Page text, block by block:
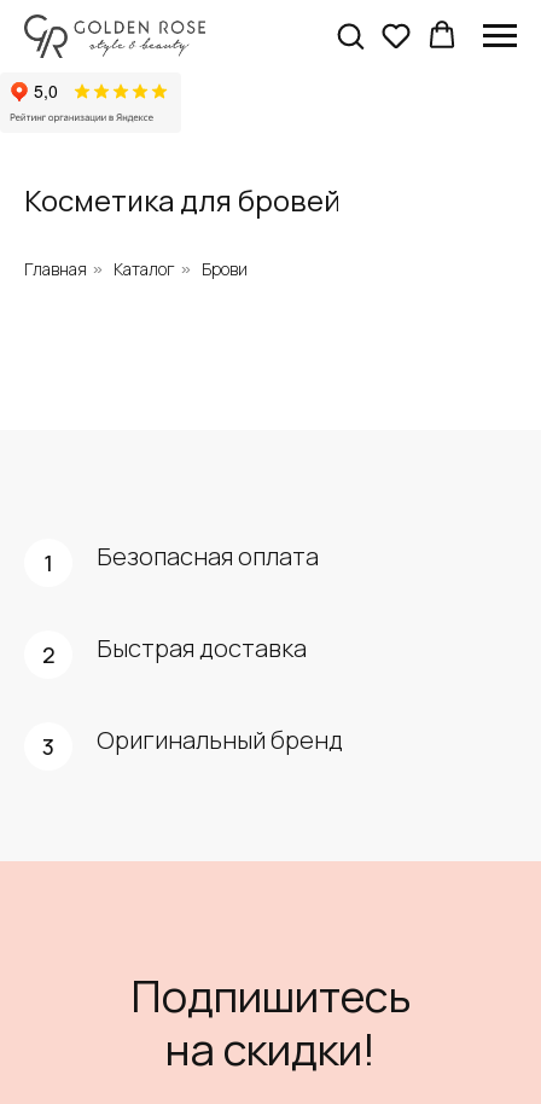
Косметика для бровей
Главная » Каталог » Брови
Безопасная оплата
Быстрая доставка
Оригинальный бренд
Подпишитесь
на скидки!